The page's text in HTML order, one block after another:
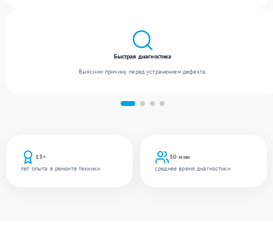
13+
лет опыта в ремонте техники
30 мин
среднее время диагностики
Быстрая диагностика
Выясним причину перед устранением дефекта.